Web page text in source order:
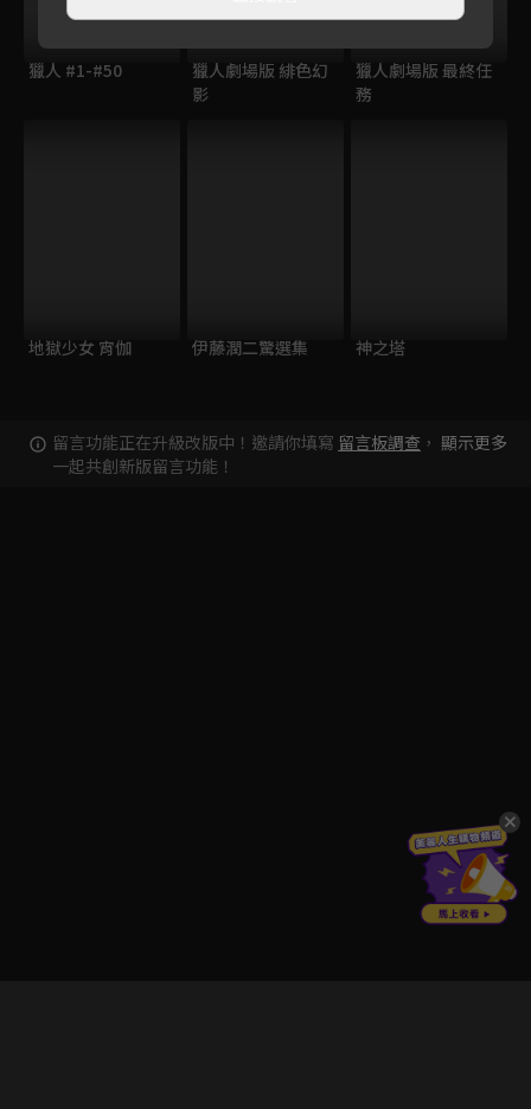
獵人 #1-#50
獵人劇場版 緋色幻
影
獵人劇場版 最終任
務
地獄少女 宵伽 伊藤潤二驚選集 神之塔
留言功能正在升級改版中！邀請你填寫 留言板調查 ，
一起共創新版留言功能！
顯示更多